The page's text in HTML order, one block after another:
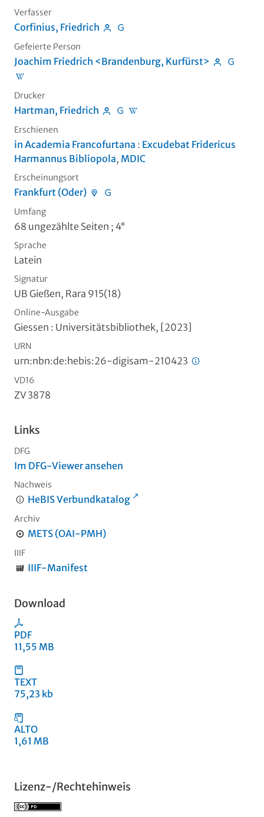
Verfasser
Corfinius, Friedrich
Gefeierte Person
Joachim Friedrich <Brandenburg, Kurfürst>
Drucker
Hartman, Friedrich
Erschienen
in Academia Francofurtana : Excudebat Fridericus
Harmannus Bibliopola, MDIC
Erscheinungsort
Frankfurt (Oder)
Umfang
68 ungezählte Seiten ; 4°
Sprache
Latein
Signatur
UB Gießen, Rara 915(18)
Online-Ausgabe
Giessen : Universitätsbibliothek, [2023]
URN
urn:nbn:de:hebis:26-digisam-210423
VD16
ZV 3878
Links
DFG
Im DFG-Viewer ansehen
Nachweis
HeBIS Verbundkatalog
Archiv
METS (OAI-PMH)
IIIF
IIIF-Manifest
Download
PDF
11,55 MB
TEXT
75,23 kb
ALTO
1,61 MB
Lizenz-/Rechtehinweis